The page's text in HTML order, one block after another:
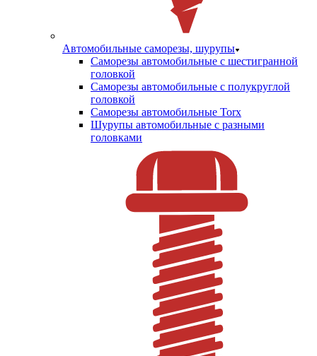
Автомобильные саморезы, шурупы
Саморезы автомобильные с шестигранной
головкой
Саморезы автомобильные с полукруглой
головкой
Саморезы автомобильные Torx
Шурупы автомобильные с разными
головками